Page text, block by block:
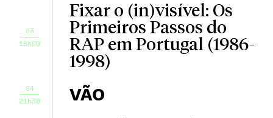
03
18h00
Fixar o (in)visível: Os
Primeiros Passos do
RAP em Portugal (1986-
1998)
04
21h30
VÃO